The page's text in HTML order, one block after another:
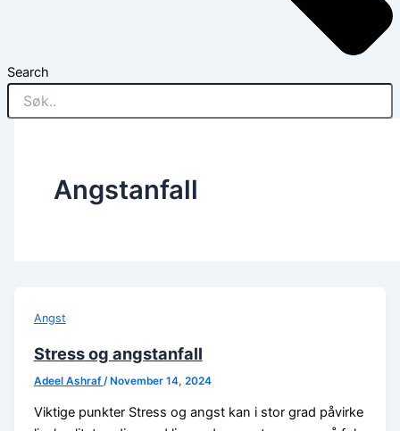
Search
Angstanfall
Angst
Stress og angstanfall
Adeel Ashraf /November 14, 2024
Viktige punkter Stress og angst kan i stor grad påvirke